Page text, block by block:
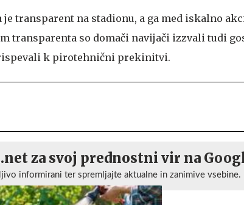
transparent na stadionu, a ga med iskalno
transparenta so domači navijači izzvali tudi
k pirotehnični prekinitvi.
za svoj prednostni vir na
informirani ter spremljajte aktualne in zanimive vsebine.